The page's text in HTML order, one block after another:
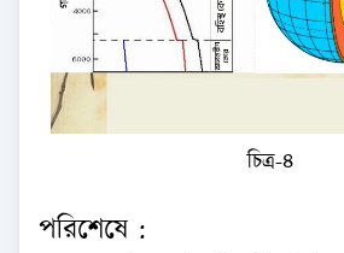
চিত্র-৪
পরিশেষে :